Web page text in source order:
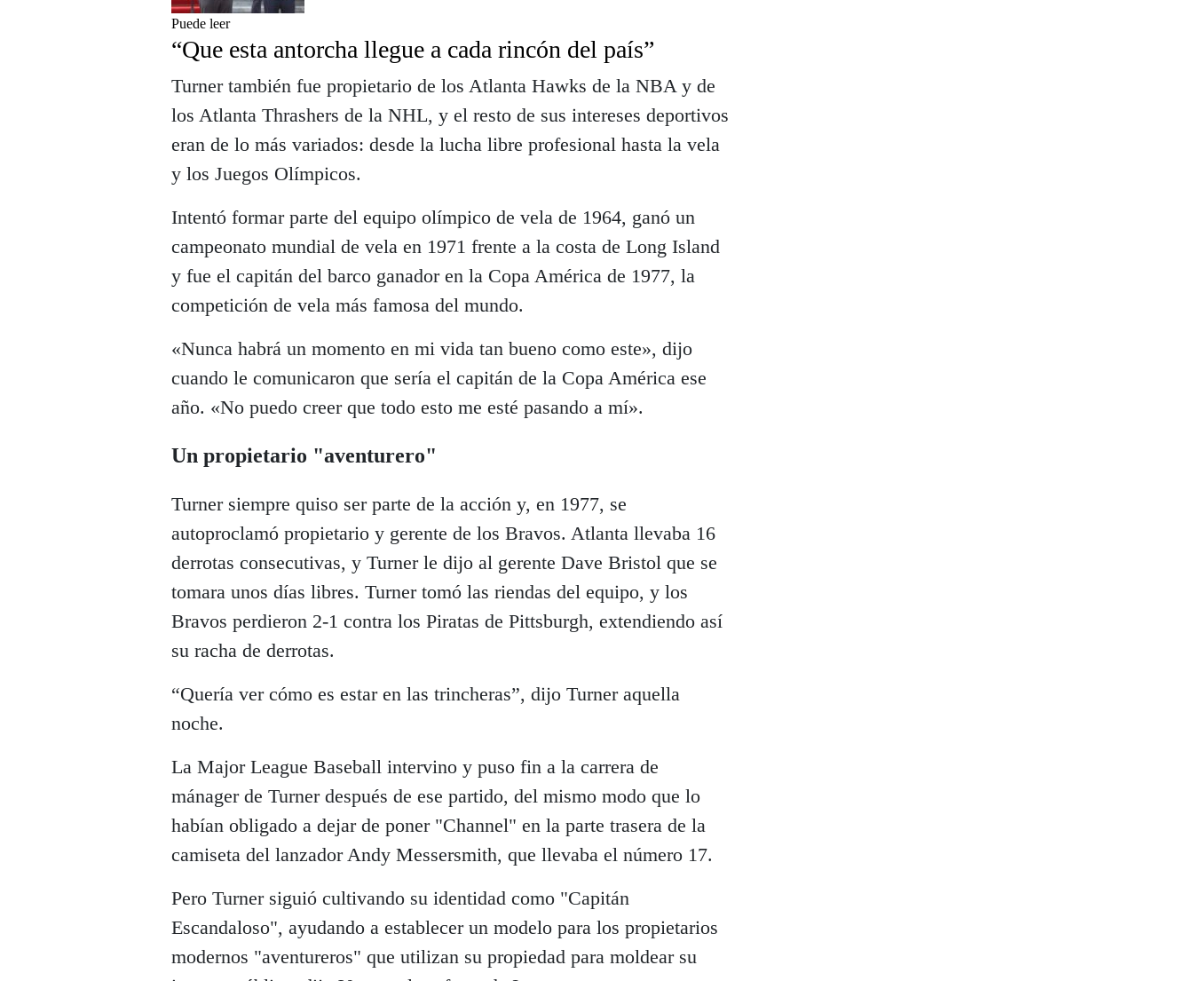
Puede leer
“Que esta antorcha llegue a cada rincón del país”
Turner también fue propietario de los Atlanta Hawks de la NBA y de
los Atlanta Thrashers de la NHL, y el resto de sus intereses deportivos
eran de lo más variados: desde la lucha libre profesional hasta la vela
y los Juegos Olímpicos.
Intentó formar parte del equipo olímpico de vela de 1964, ganó un
campeonato mundial de vela en 1971 frente a la costa de Long Island
y fue el capitán del barco ganador en la Copa América de 1977, la
competición de vela más famosa del mundo.
«Nunca habrá un momento en mi vida tan bueno como este», dijo
cuando le comunicaron que sería el capitán de la Copa América ese
año. «No puedo creer que todo esto me esté pasando a mí».
Un propietario "aventurero"
Turner siempre quiso ser parte de la acción y, en 1977, se
autoproclamó propietario y gerente de los Bravos. Atlanta llevaba 16
derrotas consecutivas, y Turner le dijo al gerente Dave Bristol que se
tomara unos días libres. Turner tomó las riendas del equipo, y los
Bravos perdieron 2-1 contra los Piratas de Pittsburgh, extendiendo así
su racha de derrotas.
“Quería ver cómo es estar en las trincheras”, dijo Turner aquella
noche.
La Major League Baseball intervino y puso fin a la carrera de
mánager de Turner después de ese partido, del mismo modo que lo
habían obligado a dejar de poner "Channel" en la parte trasera de la
camiseta del lanzador Andy Messersmith, que llevaba el número 17.
Pero Turner siguió cultivando su identidad como "Capitán
Escandaloso", ayudando a establecer un modelo para los propietarios
modernos "aventureros" que utilizan su propiedad para moldear su